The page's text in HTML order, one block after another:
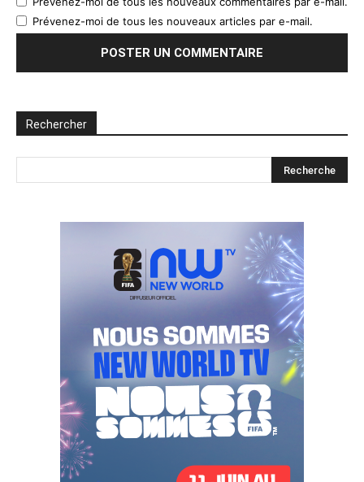
Prévenez-moi de tous les nouveaux articles par e-mail.
Rechercher